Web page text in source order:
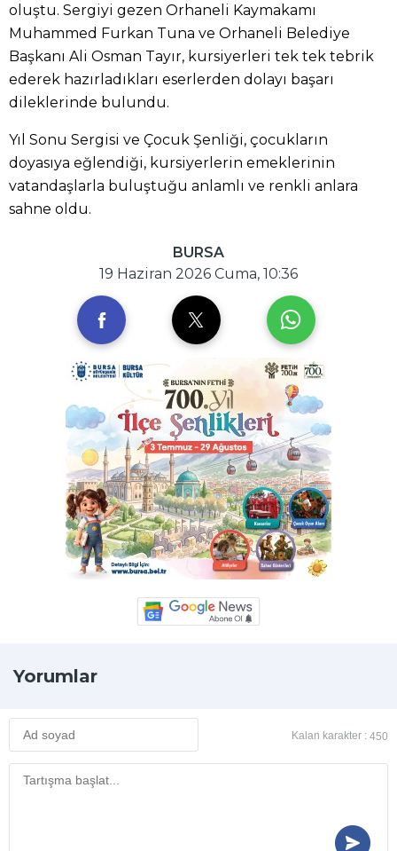
oluştu. Sergiyi gezen Orhaneli Kaymakamı
Muhammed Furkan Tuna ve Orhaneli Belediye
Başkanı Ali Osman Tayır, kursiyerleri tek tek tebrik
ederek hazırladıkları eserlerden dolayı başarı
dileklerinde bulundu.
Yıl Sonu Sergisi ve Çocuk Şenliği, çocukların
doyasıya eğlendiği, kursiyerlerin emeklerinin
vatandaşlarla buluştuğu anlamlı ve renkli anlara
sahne oldu.
BURSA
19 Haziran 2026 Cuma, 10:36
Yorumlar
Kalan karakter : 450